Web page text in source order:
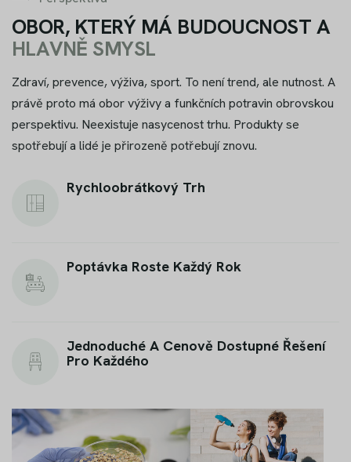
OBOR, KTERÝ MÁ BUDOUCNOST A
HLAVNĚ SMYSL
Zdraví, prevence, výživa, sport. To není trend, ale nutnost. A
právě proto má obor výživy a funkčních potravin obrovskou
perspektivu. Neexistuje nasycenost trhu. Produkty se
spotřebují a lidé je přirozeně potřebují znovu.
Rychloobrátkový Trh
Poptávka Roste Každý Rok
Jednoduché A Cenově Dostupné Řešení
Pro Každého